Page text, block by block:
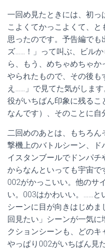
一回め見たときには、初っ
こよくてかっこよくて、
思ったのです。予告編で
ズ……！」って叫ぶ、ビル
ら、もう、めちゃめちゃ
やられたもので、その後も
え……」で見てた気がしま
役がいちばん印象に残るこ
なんです）、そのことに自
二回めのあとは、もちろ
撃機上のバトルシーン、ド
イスタンブールでドンパ
からなんといっても宇宙で
002がかっこいい。他のサ
い。003はかわいい。……と
シーンに目が向きはじめ
回見たい」シーンが一気
クションシーンも、どのキ
やっぱり002がいちばん見